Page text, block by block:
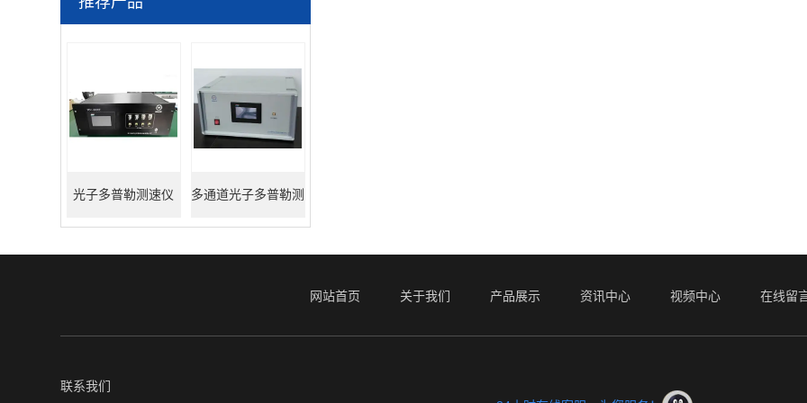
光子多普勒测速仪 多通道光子多普勒测
网站首页 关于我们 产品展示 资讯中心 视频中心 在线留
联系我们